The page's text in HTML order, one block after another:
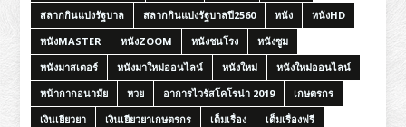
สลากกินแบ่งรัฐบาล
สลากกินแบ่งรัฐบาลปี2560 หนัง
หนังHD
หนังMASTER
หนังZOOM หนังชนโรง
หนังซูม
หนังมาสเตอร์
หนังมาใหม่ออนไลน์ หนังใหม่
หนังใหม่ออนไลน์
หน้ากากอนามัย
หวย อาการไวรัสโคโรน่า 2019
เกษตรกร
เงินเยียวยา
เงินเยียวยาเกษตรกร เต็มเรื่อง
เต็มเรื่องฟรี